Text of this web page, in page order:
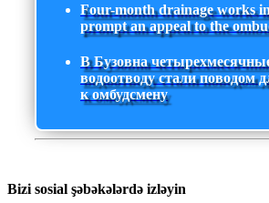
Four-month drainage works
prompt an appeal to the
В Бузовна
водоотводу стали поводом
к омбудсмену
Bizi sosial şəbəkələrdə izləyin